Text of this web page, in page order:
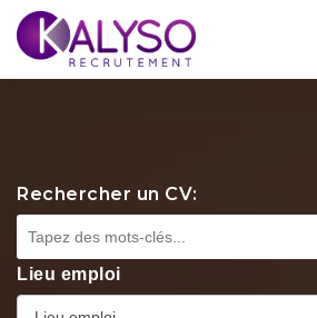
Rechercher un CV:
Lieu emploi